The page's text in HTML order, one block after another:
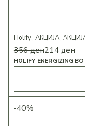
HOLIFY ENERGIZING
Holify АКЦИЈА
356ден214 ден
-40%